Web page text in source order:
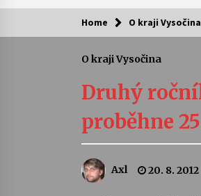
Kam za
4. 8.
28. 7.
Home O kraji Vysočina
O kraji Vysočina
Druhý
proběhne
Axl 20. 8. 2012